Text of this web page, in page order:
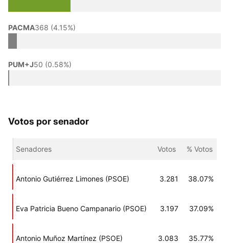
PACMA368 (4.15%)
PUM+J50 (0.58%)
Votos por senador
Senadores Votos % Votos
Antonio Gutiérrez Limones (PSOE) 3.281 38.07%
Eva Patricia Bueno Campanario (PSOE) 3.197 37.09%
Antonio Muñoz Martínez (PSOE) 3.083 35.77%